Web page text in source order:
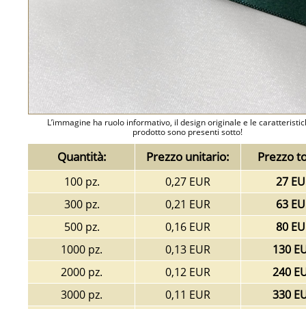
L’immagine ha ruolo informativo, il design originale e le
prodotto sono presenti sotto!
Quantità: Prezzo unitario: Prezzo
100 pz. 0,27 EUR
27
300 pz.
0,21 EUR
63
500 pz.
0,16 EUR
80
1000 pz.
0,13 EUR
130
2000 pz.
0,12 EUR
240
3000 pz.
0,11 EUR
330